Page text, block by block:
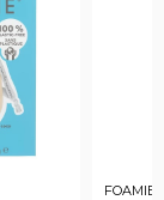
FOAMIE